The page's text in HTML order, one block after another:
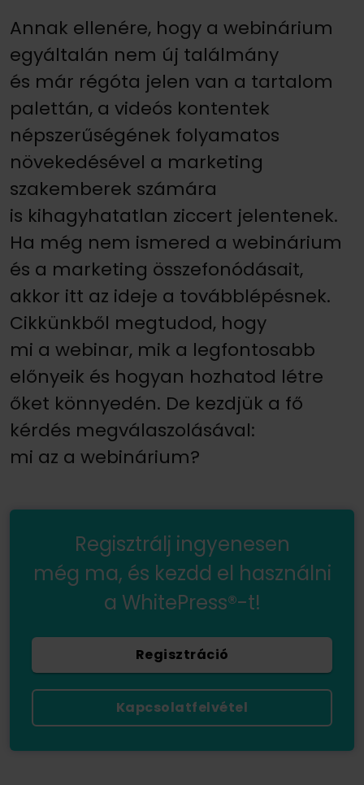
Annak ellenére, hogy a webinárium
egyáltalán nem új találmány
és már régóta jelen van a tartalom
palettán, a videós kontentek
népszerűségének folyamatos
növekedésével a marketing
szakemberek számára
is kihagyhatatlan ziccert jelentenek.
Ha még nem ismered a webinárium
és a marketing összefonódásait,
akkor itt az ideje a továbblépésnek.
Cikkünkből megtudod, hogy
mi a webinar, mik a legfontosabb
előnyeik és hogyan hozhatod létre
őket könnyedén. De kezdjük a fő
kérdés megválaszolásával:
mi az a webinárium?
Regisztrálj ingyenesen
még ma, és kezdd el használni
a WhitePress®-t!
Regisztráció
Kapcsolatfelvétel